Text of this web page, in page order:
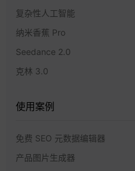
复杂性人工智能
纳米香蕉 Pro
Seedance 2.0
克林 3.0
使用案例
免费 SEO 元数据编辑器
产品图片生成器